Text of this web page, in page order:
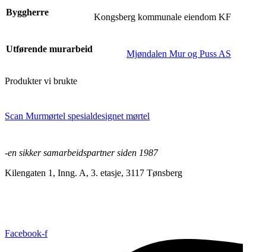
Byggherre Kongsberg kommunale eiendom KF
Utførende murarbeid Mjøndalen Mur og Puss AS
Produkter vi brukte
Scan Murmørtel spesialdesignet mørtel
-en sikker samarbeidspartner siden 1987
Kilengaten 1, Inng. A, 3. etasje, 3117 Tønsberg
Facebook-f